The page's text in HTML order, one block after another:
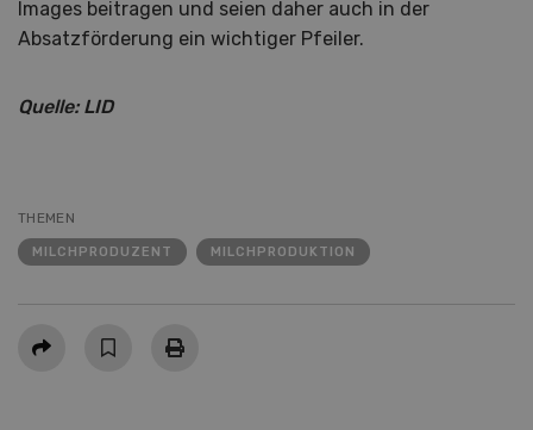
Images beitragen und seien daher auch in der
Absatzförderung ein wichtiger Pfeiler.
Quelle: LID
THEMEN
MILCHPRODUZENT MILCHPRODUKTION
Teilen